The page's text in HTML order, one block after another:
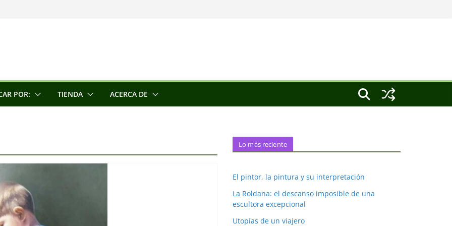
escultora
la conciencia
POR: TIENDA ACERCA DE
Lo más reciente
El pintor, la pintura y su interpretación
La Roldana: el descanso imposible de una
escultora excepcional
Utopías de un viajero